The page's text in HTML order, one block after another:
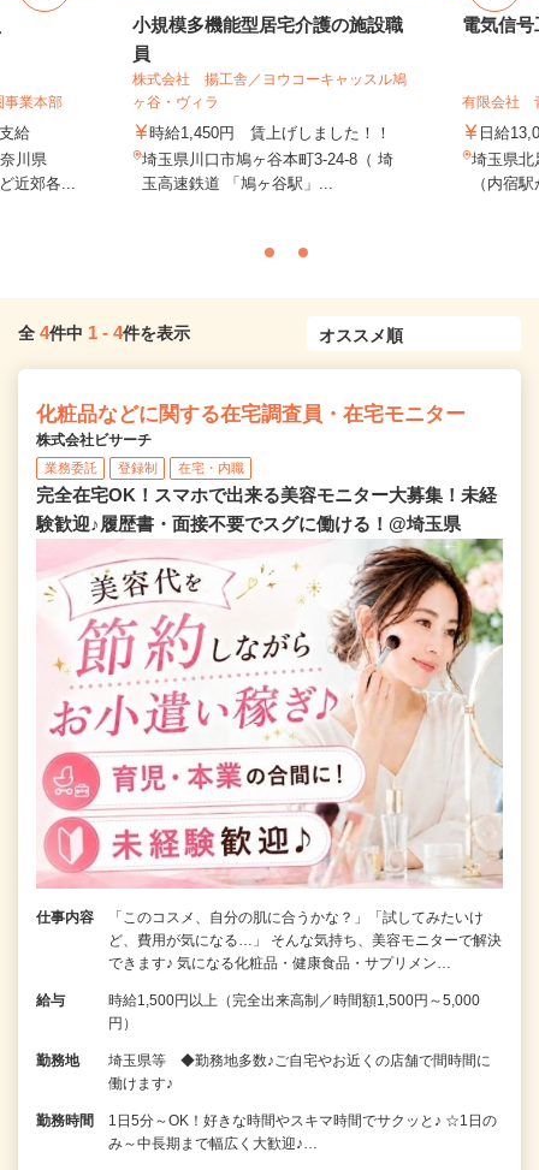
業本部
給
川県
近郊各...
小規模多機能型居宅介護の施設職
員
株式会社 揚工舎／ヨウコーキャッスル鳩
ヶ谷・ヴィラ
時給1,450円 賃上げしました！！
埼玉県川口市鳩ヶ谷本町3-24-8（ 埼
玉高速鉄道 「鳩ヶ谷駅」...
電気信
有限会社
日給
埼玉県北
（内宿
全 4件中 1 - 4件を表示
化粧品などに関する在宅調査員・在宅モニター
株式会社ビサーチ
業務委託 登録制 在宅・内職
完全在宅OK！スマホで出来る美容モニター大募集！未経
験歓迎♪履歴書・面接不要でスグに働ける！@埼玉県
仕事内容
「このコスメ、自分の肌に合うかな？」「試してみたいけ
ど、費用が気になる…」 そんな気持ち、美容モニターで解決
できます♪ 気になる化粧品・健康食品・サプリメン…
給与
時給1,500円以上（完全出来高制／時間額1,500円～5,000
円）
勤務地
埼玉県等 ◆勤務地多数♪ご自宅やお近くの店舗で間時間に
働けます♪
勤務時間
1日5分～OK！好きな時間やスキマ時間でサクッと♪ ☆1日の
み～中長期まで幅広く大歓迎♪…